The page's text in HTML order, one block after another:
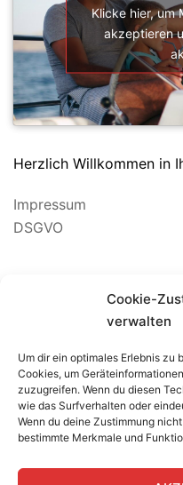
Cookie-
verwalten
Um dir ein optimales Erlebnis
Cookies, um
zuzugreifen. Wenn du diesen
wie das Surfverhalten oder
Wenn du deine Zustimmung
bestimmte Merkmale und
Klicke hier, um
akzeptieren
Herzlich Willkommen in
Impressum
DSGVO
BEWERTUNG